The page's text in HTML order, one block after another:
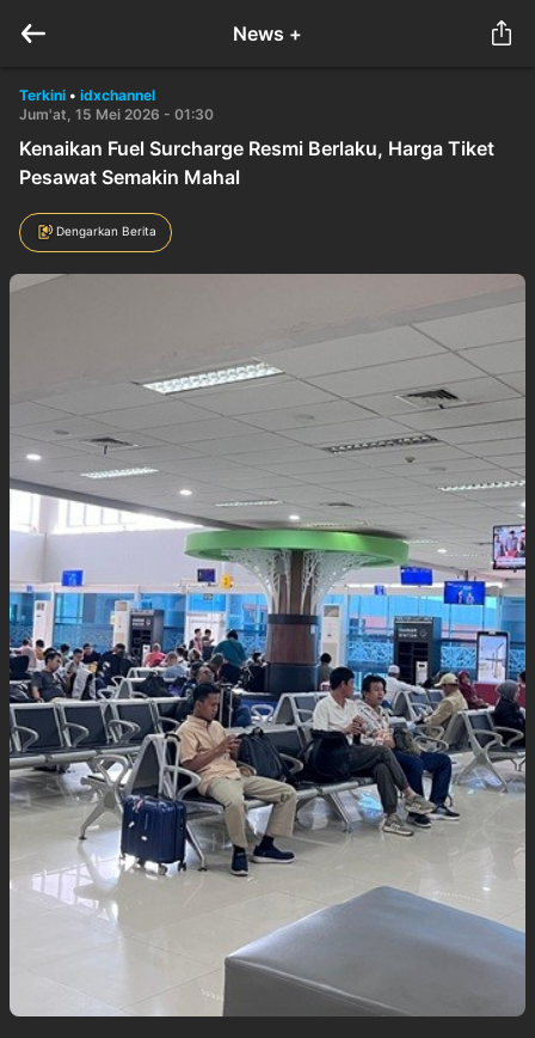
News +
Terkini • idxchannel
Jum'at, 15 Mei 2026 - 01:30
Kenaikan Fuel Surcharge Resmi Berlaku, Harga Tiket
Pesawat Semakin Mahal
Dengarkan Berita